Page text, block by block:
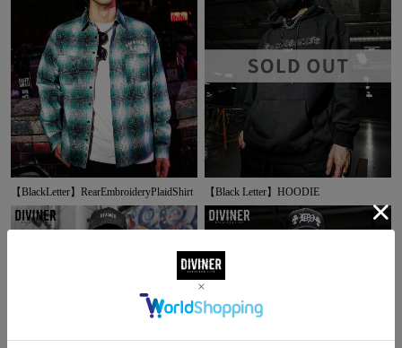
【BlackLetter】RearEmbroideryPlaidShirt 【Black Letter】HOODIE